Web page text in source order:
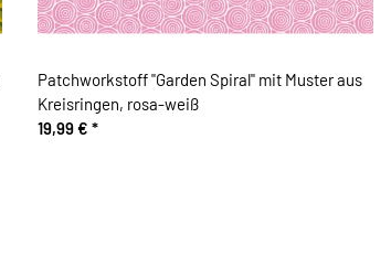
Patchworkstoff "Garden Spiral" mit Muster aus
Kreisringen, rosa-weiß
19,99 € *